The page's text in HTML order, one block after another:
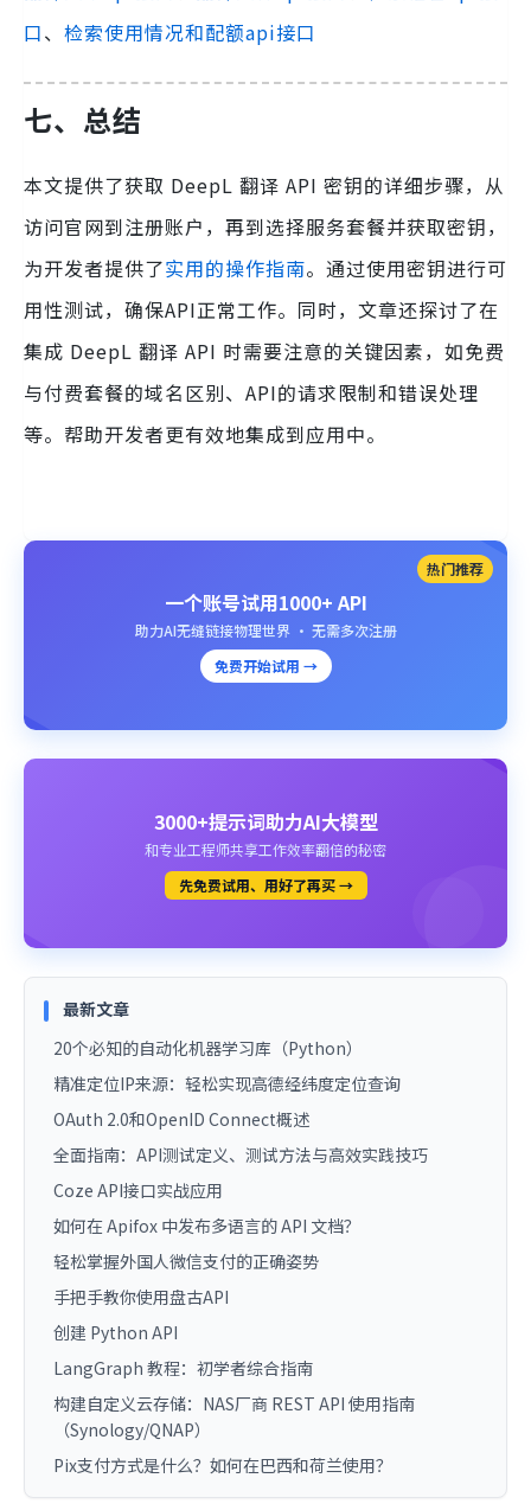
口、 检索使用情况和配额api接口
七、 总结
本文提供了获取 DeepL 翻译 API 密钥的详细步骤，从
访问官网到注册账户，再到选择服务套餐并获取密钥，
为开发者提供了实用的操作指南。通过使用密钥进行可
用性测试，确保API正常工作。同时，文章还探讨了在
集成 DeepL 翻译 API 时需要注意的关键因素，如免费
与付费套餐的域名区别、API的请求限制和错误处理
等。帮助开发者更有效地集成到应用中。
热门推荐
一个账号试用1000+ API
助力AI无缝链接物理世界 · 无需多次注册
免费开始试用 →
3000+提示词助力AI大模型
和专业工程师共享工作效率翻倍的秘密
先免费试用、用好了再买 →
最新文章
20个必知的自动化机器学习库（Python）
精准定位IP来源：轻松实现高德经纬度定位查询
OAuth 2.0和OpenID Connect概述
全面指南：API测试定义、测试方法与高效实践技巧
Coze API接口实战应用
如何在 Apifox 中发布多语言的 API 文档？
轻松掌握外国人微信支付的正确姿势
手把手教你使用盘古API
创建 Python API
LangGraph 教程：初学者综合指南
构建自定义云存储：NAS厂商 REST API 使用指南
（Synology/QNAP）
Pix支付方式是什么？如何在巴西和荷兰使用？